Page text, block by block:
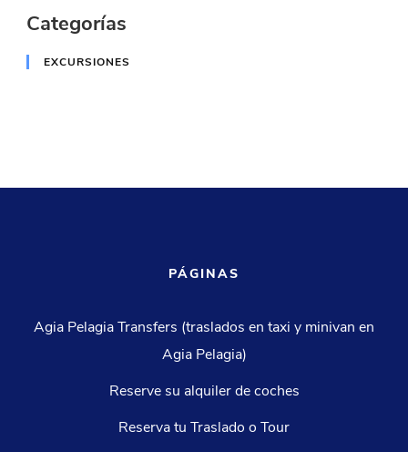
Categorías
EXCURSIONES
PÁGINAS
Agia Pelagia Transfers (traslados en taxi y minivan en
Agia Pelagia)
Reserve su alquiler de coches
Reserva tu Traslado o Tour